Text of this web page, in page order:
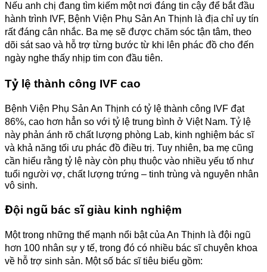
Nếu anh chị đang tìm kiếm một nơi đáng tin cậy để bắt đầu
hành trình IVF, Bệnh Viện Phụ Sản An Thịnh là địa chỉ uy tín
rất đáng cân nhắc. Ba mẹ sẽ được chăm sóc tận tâm, theo
dõi sát sao và hỗ trợ từng bước từ khi lên phác đồ cho đến
ngày nghe thấy nhịp tim con đầu tiên.
Tỷ lệ thành công IVF cao
Bệnh Viện Phụ Sản An Thịnh có tỷ lệ thành công IVF đạt
86%, cao hơn hẳn so với tỷ lệ trung bình ở Việt Nam. Tỷ lệ
này phản ánh rõ chất lượng phòng Lab, kinh nghiệm bác sĩ
và khả năng tối ưu phác đồ điều trị. Tuy nhiên, ba mẹ cũng
cần hiểu rằng tỷ lệ này còn phụ thuộc vào nhiều yếu tố như
tuổi người vợ, chất lượng trứng – tinh trùng và nguyên nhân
vô sinh.
Đội ngũ bác sĩ giàu kinh nghiệm
Một trong những thế mạnh nổi bật của An Thịnh là đội ngũ
hơn 100 nhân sự y tế, trong đó có nhiều bác sĩ chuyên khoa
về hỗ trợ sinh sản. Một số bác sĩ tiêu biểu gồm: